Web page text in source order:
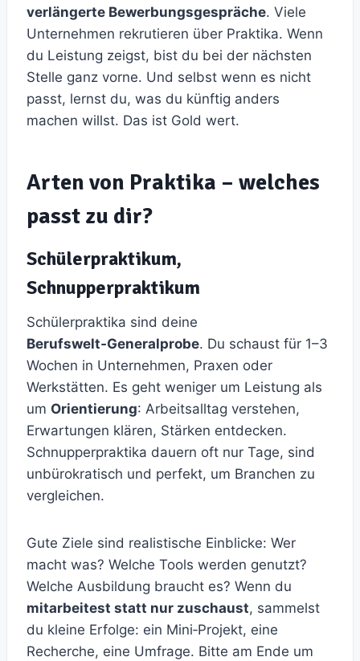
verlängerte Bewerbungsgespräche. Viele
Unternehmen rekrutieren über Praktika. Wenn
du Leistung zeigst, bist du bei der nächsten
Stelle ganz vorne. Und selbst wenn es nicht
passt, lernst du, was du künftig anders
machen willst. Das ist Gold wert.
Arten von Praktika – welches
passt zu dir?
Schülerpraktikum,
Schnupperpraktikum
Schülerpraktika sind deine
Berufswelt‑Generalprobe. Du schaust für 1–3
Wochen in Unternehmen, Praxen oder
Werkstätten. Es geht weniger um Leistung als
um Orientierung: Arbeitsalltag verstehen,
Erwartungen klären, Stärken entdecken.
Schnupperpraktika dauern oft nur Tage, sind
unbürokratisch und perfekt, um Branchen zu
vergleichen.
Gute Ziele sind realistische Einblicke: Wer
macht was? Welche Tools werden genutzt?
Welche Ausbildung braucht es? Wenn du
mitarbeitest statt nur zuschaust, sammelst
du kleine Erfolge: ein Mini‑Projekt, eine
Recherche, eine Umfrage. Bitte am Ende um